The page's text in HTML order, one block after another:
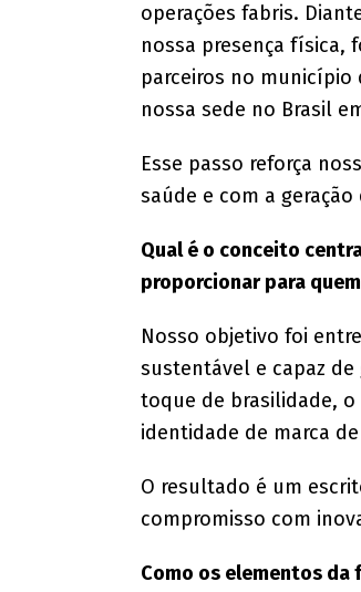
operações fabris.
nossa presença física,
parceiros no município
nossa sede no Brasil
Esse passo reforça
saúde e com a
Qual é o conceito
proporcionar para
Nosso objetivo foi
sustentável e capaz de
toque de brasilidade, o
identidade de marca
O resultado é um
compromisso com
Como os elementos da